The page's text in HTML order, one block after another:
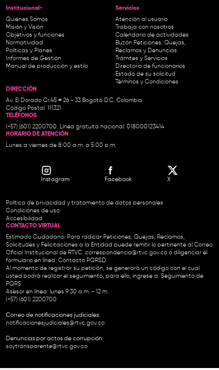
Institucional-
Quiénes Somos
Misión y Visión
Objetivos y funciones
Normatividad
Políticas y Planes
Informes de Gestión
Manual de producción y estilo
Servicios
Atención al usuario
Trabaja con nosotros
Calendario de actividades
Buzón Peticiones, Quejas,
Reclamos y Denuncias
Trámites y Servicios
Directorio de funcionarios
Estado de su solicitud
Términos y Condiciones
DIRECCIÓN
Av. El Dorado Cr.45 # 26 - 33 Bogotá D.C. Colombia.
Código Postal: 111321
TELÉFONOS
(+57) (601) 2200700. Línea gratuita nacional: 018000123414
HORARIO DE ATENCIÓN
Lunes a viernes de 8:00 a.m. a 5:00 p.m.
Instagram Facebook X
Política de privacidad y tratamiento de datos personales
Condiciones de uso
Accesibilidad
CONTACTO VIRTUAL
Estimado Ciudadano: Para radicar Peticiones, Quejas, Reclamos,
Solicitudes y Felicitaciones a la Entidad puede remitir lo pertinente al Correo
Oficial Institucional de RTVC correspondencia@rtvc.gov.co o diligenciar el
formulario en línea: Contacto PQRSD.
Al momento de registrar su petición, se generará un código con el cual
usted podrá realizar el seguimiento, para ello, ingrese a: Seguimiento de
PQRS
Asesor en línea: lunes 9:30 a.m. - 12 m.
(+57) (601) 2200700
Correo de notificaciones judiciales:
notificacionesjudiciales@rtvc.gov.co
Denuncias por actos de corrupción:
soytransparente@rtvc.gov.co